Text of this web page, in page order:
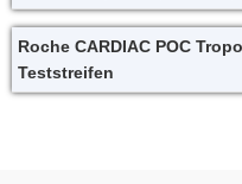
Roche CARDIAC POC
Teststreifen